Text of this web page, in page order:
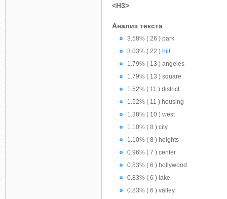
<H3>
Анализ текста
3.58% ( 26 ) park
3.03% ( 22 ) hill
1.79% ( 13 ) angeles
1.79% ( 13 ) square
1.52% ( 11 ) district
1.52% ( 11 ) housing
1.38% ( 10 ) west
1.10% ( 8 ) city
1.10% ( 8 ) heights
0.96% ( 7 ) center
0.83% ( 6 ) hollywood
0.83% ( 6 ) lake
0.83% ( 6 ) valley